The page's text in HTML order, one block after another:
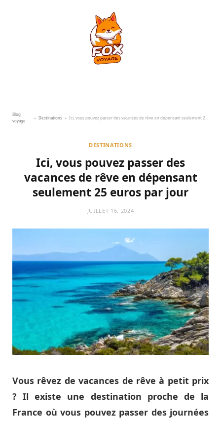
Blog
voyage
» Destinations »
DESTINATIONS
Ici, vous pouvez passer des
vacances de rêve en dépensant
seulement 25 euros par jour
JUILLET 16, 2024
Vous rêvez de vacances de rêve à petit prix
? Il existe une destination proche de la
France où vous pouvez passer des journées